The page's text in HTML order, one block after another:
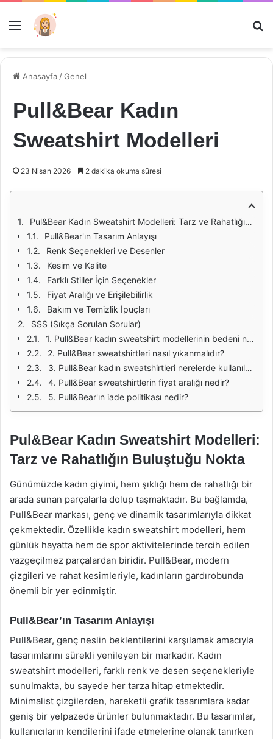
Menü
Anasayfa /Genel
Pull&Bear Kadın
Sweatshirt Modelleri
23 Nisan 2026 2 dakika okuma süresi
Pul&Bear Kadın Sweatshirt Modelleri: Tarz ve Rahatlığın Buluştuğu Nokta
Pull&Bear'ın Tasarım Anlayışı
Renk Seçenekleri ve Desenler
Kesim ve Kalite
Farklı Stiller İçin Seçenekler
Fiyat Aralığı ve Erişilebilirlik
Bakım ve Temizlik İpuçları
SSS (Sıkça Sorulan Sorular)
1. Pull&Bear kadın sweatshirt modellerinin bedeni nasıl seçilir?
2. Pull&Bear sweatshirtleri nasıl yıkanmalıdır?
3. Pull&Bear kadın sweatshirtleri nerelerde kullanılabilir?
4. Pull&Bear sweatshirtlerin fiyat aralığı nedir?
5. Pull&Bear'ın iade politikası nedir?
Pul&Bear Kadın Sweatshirt Modelleri:
Tarz ve Rahatlığın Buluştuğu Nokta
Günümüzde kadın giyimi, hem şıklığı hem de rahatlığı bir
arada sunan parçalarla dolup taşmaktadır. Bu bağlamda,
Pull&Bear markası, genç ve dinamik tasarımlarıyla dikkat
çekmektedir. Özellikle kadın sweatshirt modelleri, hem
günlük hayatta hem de spor aktivitelerinde tercih edilen
vazgeçilmez parçalardan biridir. Pull&Bear, modern
çizgileri ve rahat kesimleriyle, kadınların gardırobunda
önemli bir yer edinmiştir.
Pull&Bear’ın Tasarım Anlayışı
Pull&Bear, genç neslin beklentilerini karşılamak amacıyla
tasarımlarını sürekli yenileyen bir markadır. Kadın
sweatshirt modelleri, farklı renk ve desen seçenekleriyle
sunulmakta, bu sayede her tarza hitap etmektedir.
Minimalist çizgilerden, hareketli grafik tasarımlara kadar
geniş bir yelpazede ürünler bulunmaktadır. Bu tasarımlar,
kullanıcıların kendilerini ifade etmelerine olanak tanırken